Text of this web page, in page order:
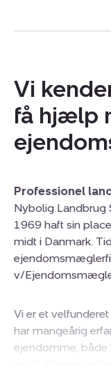
Vi
få hjælp
Professionel
Nybolig Landbrug
1969 haft sin
midt i Danmark.
v/
Vi er et
har mangeårig
ejendomme,